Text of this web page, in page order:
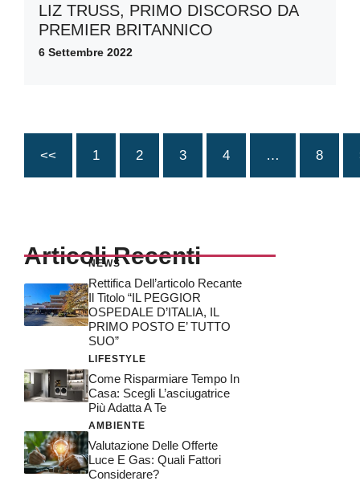
LIZ TRUSS, PRIMO DISCORSO DA
PREMIER BRITANNICO
6 Settembre 2022
<< 1 2 3 4 … 8
Articoli Recenti
NEWS
Rettifica Dell’articolo Recante
Il Titolo “IL PEGGIOR
OSPEDALE D’ITALIA, IL
PRIMO POSTO E’ TUTTO
SUO”
LIFESTYLE
Come Risparmiare Tempo In
Casa: Scegli L’asciugatrice
Più Adatta A Te
AMBIENTE
Valutazione Delle Offerte
Luce E Gas: Quali Fattori
Considerare?